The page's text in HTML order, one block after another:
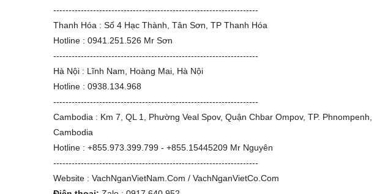
-------------------------------------------------------------------
Thanh Hóa : Số 4 Hạc Thành, Tân Sơn, TP Thanh Hóa
Hotline : 0941.251.526 Mr Sơn
-------------------------------------------------------------------
Hà Nội : Lĩnh Nam, Hoàng Mai, Hà Nội
Hotline : 0938.134.968
-------------------------------------------------------------------
Cambodia : Km 7, QL 1, Phường Veal Spov, Quận Chbar Ompov, TP. Phnompenh,
Cambodia
Hotline : +855.973.399.799 - +855.15445209 Mr Nguyên
-------------------------------------------------------------------
Website : VachNganVietNam.Com / VachNganVietCo.Com